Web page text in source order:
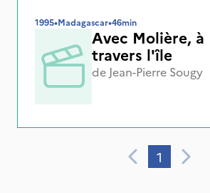
1995•Madagascar•46min
Avec Molière, à
travers l'île
de Jean-Pierre Sougy
1